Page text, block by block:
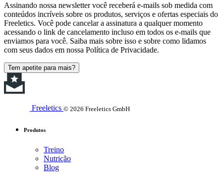
Assinando nossa newsletter você receberá e-mails sob medida com
conteúdos incríveis sobre os produtos, serviços e ofertas especiais do
Freeletics. Você pode cancelar a assinatura a qualquer momento
acessando o link de cancelamento incluso em todos os e-mails que
enviamos para você. Saiba mais sobre isso e sobre como lidamos
com seus dados em nossa Política de Privacidade.
Tem apetite para mais?
Freeletics © 2026 Freeletics GmbH
Produtos
Treino
Nutrição
Blog